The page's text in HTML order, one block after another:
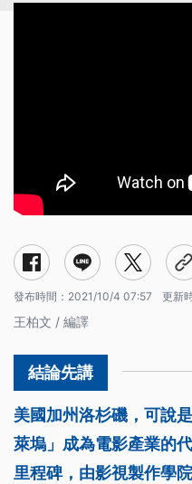
發布時間： 2021/10/4 07:57 更新
王柏文 / 編譯
美國加州洛杉磯，可說
萊塢」成為電影產業的
里程碑，由影視製作學